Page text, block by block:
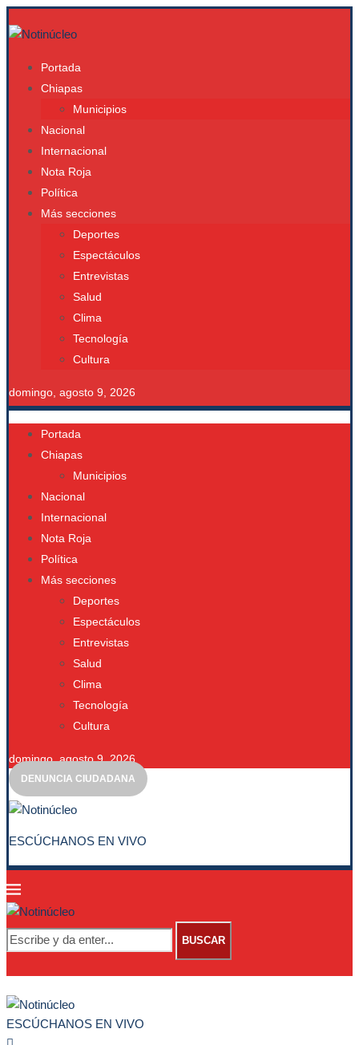
Portada
Chiapas
Municipios
Nacional
Internacional
Nota Roja
Política
Más secciones
Deportes
Espectáculos
Entrevistas
Salud
Clima
Tecnología
Cultura
domingo, agosto 9, 2026
Portada
Chiapas
Municipios
Nacional
Internacional
Nota Roja
Política
Más secciones
Deportes
Espectáculos
Entrevistas
Salud
Clima
Tecnología
Cultura
domingo, agosto 9, 2026
DENUNCIA CIUDADANA
ESCÚCHANOS EN VIVO
BUSCAR
ESCÚCHANOS EN VIVO